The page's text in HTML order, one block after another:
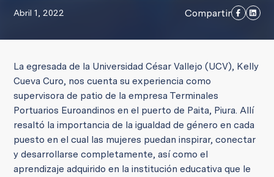
Abril 1, 2022 Compartir
La egresada de la Universidad César Vallejo (UCV), Kelly
Cueva Curo, nos cuenta su experiencia como
supervisora de patio de la empresa Terminales
Portuarios Euroandinos en el puerto de Paita, Piura. Allí
resaltó la importancia de la igualdad de género en cada
puesto en el cual las mujeres puedan inspirar, conectar
y desarrollarse completamente, así como el
aprendizaje adquirido en la institución educativa que le